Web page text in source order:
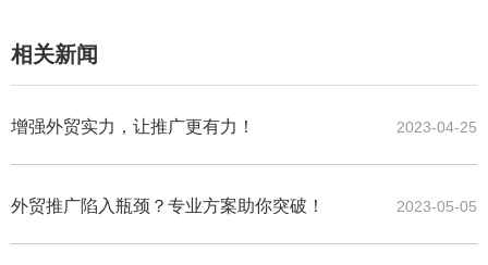
相关新闻
2023-04-25
增强外贸实力，让推广更有力！
2023-05-05
外贸推广陷入瓶颈？专业方案助你突破！